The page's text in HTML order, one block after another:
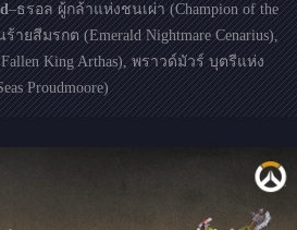
–ธรอล ผู้กล้าแห่งชนเผ่า (Champion of the
ายสีมรกต (Emerald Nightmare Cenarius),
King Arthas), พราวด์มัวร์ บุตรีแห่ง
Proudmoore)